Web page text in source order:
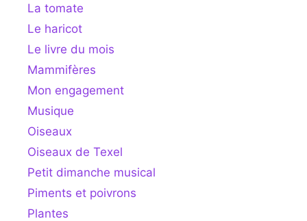
La tomate
Le haricot
Le livre du mois
Mammifères
Mon engagement
Musique
Oiseaux
Oiseaux de Texel
Petit dimanche musical
Piments et poivrons
Plantes